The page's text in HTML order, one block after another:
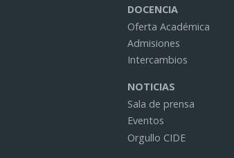
DOCENCIA
Oferta Académica
Admisiones
Intercambios
NOTICIAS
Sala de prensa
Eventos
Orgullo CIDE